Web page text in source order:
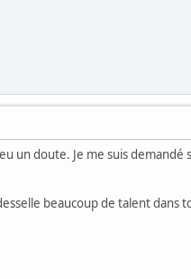
un doute. Je me suis demandé
beaucoup de talent dans